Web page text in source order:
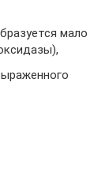
мало